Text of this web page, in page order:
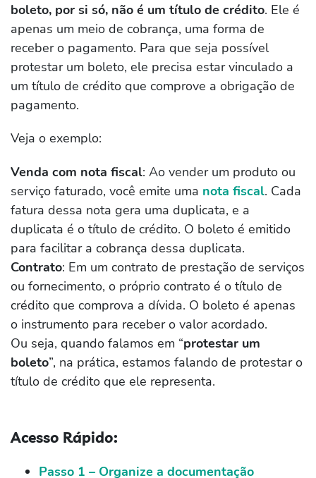
boleto, por si só, não é um título de crédito. Ele é
apenas um meio de cobrança, uma forma de
receber o pagamento. Para que seja possível
protestar um boleto, ele precisa estar vinculado a
um título de crédito que comprove a obrigação de
pagamento.
Veja o exemplo:
Venda com nota fiscal: Ao vender um produto ou
serviço faturado, você emite uma nota fiscal. Cada
fatura dessa nota gera uma duplicata, e a
duplicata é o título de crédito. O boleto é emitido
para facilitar a cobrança dessa duplicata.
Contrato: Em um contrato de prestação de serviços
ou fornecimento, o próprio contrato é o título de
crédito que comprova a dívida. O boleto é apenas
o instrumento para receber o valor acordado.
Ou seja, quando falamos em “protestar um
boleto”, na prática, estamos falando de protestar o
título de crédito que ele representa.
Acesso Rápido:
Passo 1 – Organize a documentação